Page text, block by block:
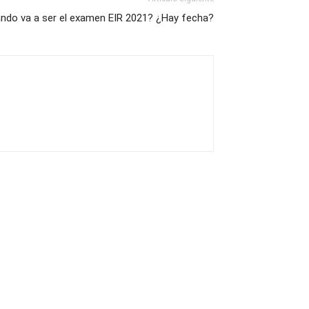
va a ser el examen EIR 2021? ¿Hay fecha?